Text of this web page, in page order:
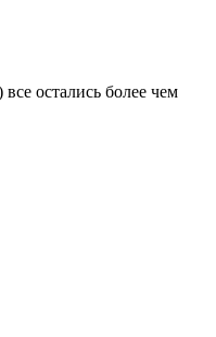
остались более чем